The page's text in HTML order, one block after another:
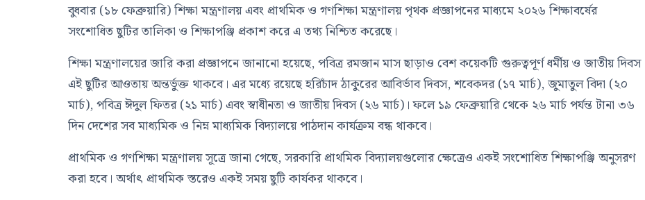
বুধবার (১৮ ফেব্রুয়ারি) শিক্ষা মন্ত্রণালয় এবং প্রাথমিক ও গণশিক্ষা মন্ত্রণালয় পৃথক প্রজ্ঞাপনের মাধ্যমে ২০২৬ শিক্ষাবর্ষের
সংশোধিত ছুটির তালিকা ও শিক্ষাপঞ্জি প্রকাশ করে এ তথ্য নিশ্চিত করেছে।
শিক্ষা মন্ত্রণালয়ের জারি করা প্রজ্ঞাপনে জানানো হয়েছে, পবিত্র রমজান মাস ছাড়াও বেশ কয়েকটি গুরুত্বপূর্ণ ধর্মীয় ও জাতীয় দিবস
এই ছুটির আওতায় অন্তর্ভুক্ত থাকবে। এর মধ্যে রয়েছে হরিচাঁদ ঠাকুরের আবির্ভাব দিবস, শবেকদর (১৭ মার্চ), জুমাতুল বিদা (২০
মার্চ), পবিত্র ঈদুল ফিতর (২১ মার্চ) এবং স্বাধীনতা ও জাতীয় দিবস (২৬ মার্চ)। ফলে ১৯ ফেব্রুয়ারি থেকে ২৬ মার্চ পর্যন্ত টানা ৩৬
দিন দেশের সব মাধ্যমিক ও নিম্ন মাধ্যমিক বিদ্যালয়ে পাঠদান কার্যক্রম বন্ধ থাকবে।
প্রাথমিক ও গণশিক্ষা মন্ত্রণালয় সূত্রে জানা গেছে, সরকারি প্রাথমিক বিদ্যালয়গুলোর ক্ষেত্রেও একই সংশোধিত শিক্ষাপঞ্জি অনুসরণ
করা হবে। অর্থাৎ প্রাথমিক স্তরেও একই সময় ছুটি কার্যকর থাকবে।